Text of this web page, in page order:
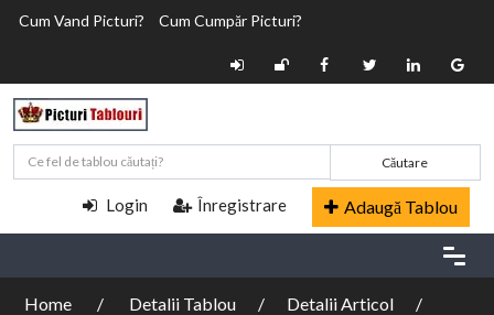
Cum Vand Picturi? Cum Cumpăr Picturi?
Căutare
Login Înregistrare Adaugă Tablou
Home Detalii Tablou
Detalii Articol